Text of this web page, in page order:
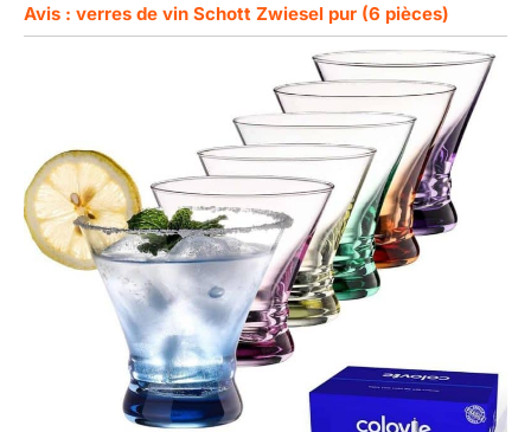
Avis : verres de vin Schott Zwiesel pur (6 pièces)